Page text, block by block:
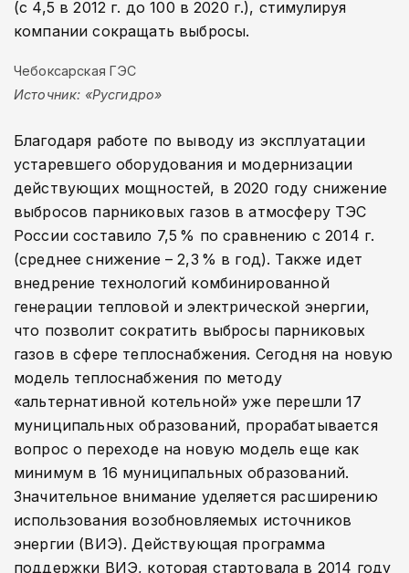
(с 4,5 в 2012 г. до 100 в 2020 г.), стимулируя
компании сокращать выбросы.
Чебоксарская ГЭС
Источник: «Русгидро»
Благодаря работе по выводу из эксплуатации
устаревшего оборудования и модернизации
действующих мощностей, в 2020 году снижение
выбросов парниковых газов в атмосферу ТЭС
России составило 7,5 % по сравнению с 2014 г.
(среднее снижение – 2,3 % в год). Также идет
внедрение технологий комбинированной
генерации тепловой и электрической энергии,
что позволит сократить выбросы парниковых
газов в сфере теплоснабжения. Сегодня на новую
модель теплоснабжения по методу
«альтернативной котельной» уже перешли 17
муниципальных образований, прорабатывается
вопрос о переходе на новую модель еще как
минимум в 16 муниципальных образований.
Значительное внимание уделяется расширению
использования возобновляемых источников
энергии (ВИЭ). Действующая программа
поддержки ВИЭ, которая стартовала в 2014 году